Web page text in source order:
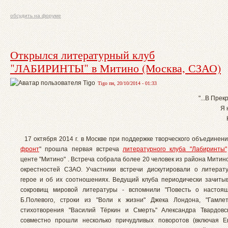
обсудить на форуме
Открылся литературный клуб
"ЛАБИРИНТЫ" в Митино (Москва, СЗАО)
Tigo пн, 20/10/2014 - 01:33
"...В
Я
17 октября 2014 г. в Москве при поддержке творческого
фронт" прошла первая встреча литературного клуба "Лабиринты"
центе "Митино" . Встреча собрала более 20 человек из района
окрестностей СЗАО. Участники встречи дискутировали о
герое и об их соотношениях. Ведущий клуба периодически
сокровищ мировой литературы - вспомнили "Повесть о
Б.Полевого, строки из "Воли к жизни" Джека Лондона,
стихотворения "Василий Тёркин и Смерть" Александра
совместно прошли несколько причудливых поворотов (включая